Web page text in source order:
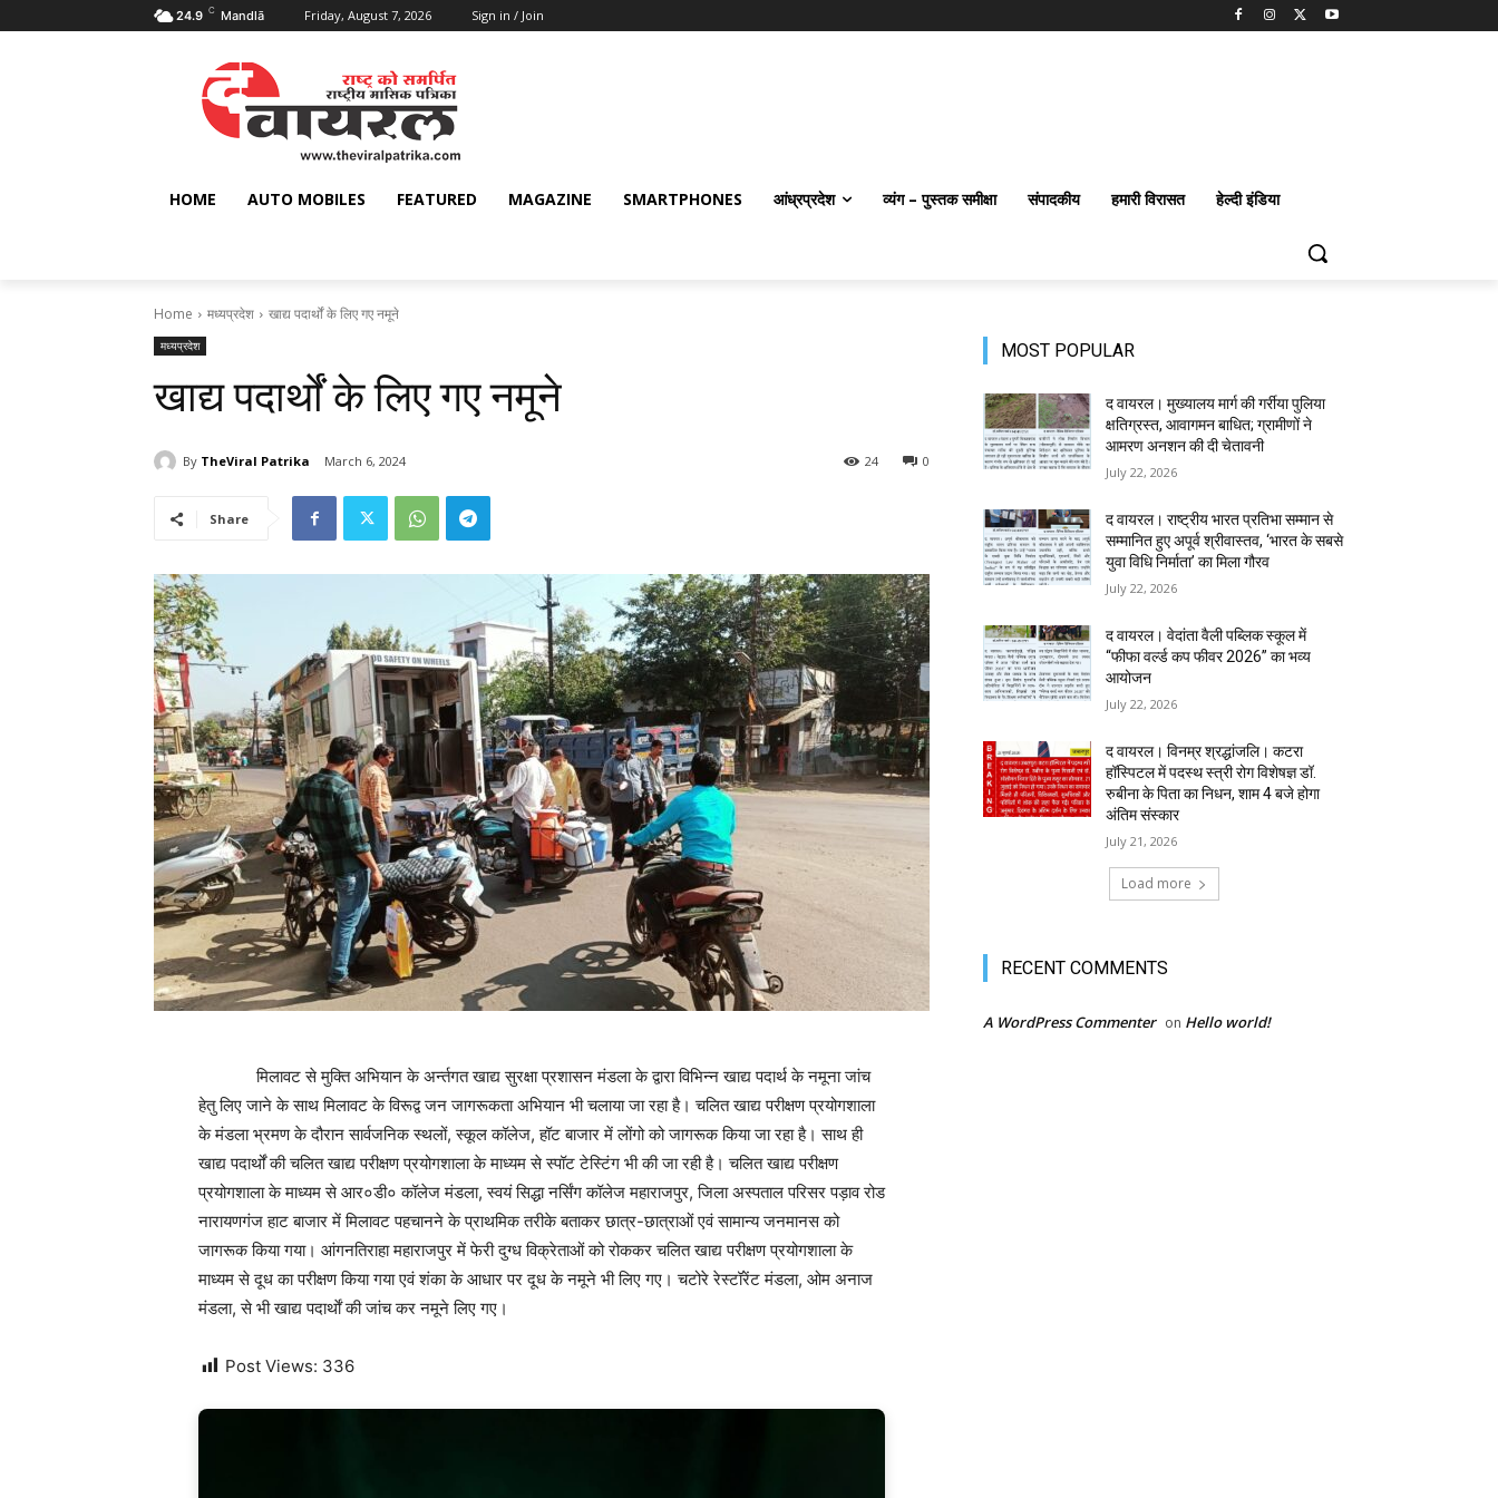
24.9 C Mandlā Friday, August 7, 2026 Sign in / Join
HOME AUTO MOBILES FEATURED MAGAZINE SMARTPHONES आंध्रप्रदेश व्यंग – पुस्तक समीक्षा संपादकीय हमारी विरासत हेल्दी इंडिया
Home मध्यप्रदेश खाद्य पदार्थों के लिए गए नमूने
मध्यप्रदेश
खाद्य पदार्थों के लिए गए नमूने
By TheViral Patrika March 6, 2024 0
24
Share
मिलावट से मुक्ति अभियान के अर्न्तगत खाद्य सुरक्षा प्रशासन मंडला के द्वारा विभिन्न खाद्य पदार्थ के नमूना जांच
हेतु लिए जाने के साथ मिलावट के विरूद्व जन जागरूकता अभियान भी चलाया जा रहा है। चलित खाद्य परीक्षण प्रयोगशाला
के मंडला भ्रमण के दौरान सार्वजनिक स्थलों, स्कूल कॉलेज, हॉट बाजार में लोंगो को जागरूक किया जा रहा है। साथ ही
खाद्य पदार्थों की चलित खाद्य परीक्षण प्रयोगशाला के माध्यम से स्पॉट टेस्टिंग भी की जा रही है। चलित खाद्य परीक्षण
प्रयोगशाला के माध्यम से आर०डी० कॉलेज मंडला, स्वयं सिद्धा नर्सिंग कॉलेज महाराजपुर, जिला अस्पताल परिसर पड़ाव रोड
नारायणगंज हाट बाजार में मिलावट पहचानने के प्राथमिक तरीके बताकर छात्र-छात्राओं एवं सामान्य जनमानस को
जागरूक किया गया। आंगनतिराहा महाराजपुर में फेरी दुग्ध विक्रेताओं को रोककर चलित खाद्य परीक्षण प्रयोगशाला के
माध्यम से दूध का परीक्षण किया गया एवं शंका के आधार पर दूध के नमूने भी लिए गए। चटोरे रेस्टॉरेंट मंडला, ओम अनाज
मंडला, से भी खाद्य पदार्थाें की जांच कर नमूने लिए गए।
Post Views: 336
MOST POPULAR
द वायरल। मुख्यालय मार्ग की गर्रीया पुलिया
क्षतिग्रस्त, आवागमन बाधित; ग्रामीणों ने
आमरण अनशन की दी चेतावनी
July 22, 2026
द वायरल। राष्ट्रीय भारत प्रतिभा सम्मान से
सम्मानित हुए अपूर्व श्रीवास्तव, ‘भारत के सबसे
युवा विधि निर्माता’ का मिला गौरव
July 22, 2026
द वायरल। वेदांता वैली पब्लिक स्कूल में
“फीफा वर्ल्ड कप फीवर 2026” का भव्य
आयोजन
July 22, 2026
द वायरल। विनम्र श्रद्धांजलि। कटरा
हॉस्पिटल में पदस्थ स्त्री रोग विशेषज्ञ डॉ.
रुबीना के पिता का निधन, शाम 4 बजे होगा
अंतिम संस्कार
July 21, 2026
Load more
RECENT COMMENTS
A WordPress Commenter on Hello world!